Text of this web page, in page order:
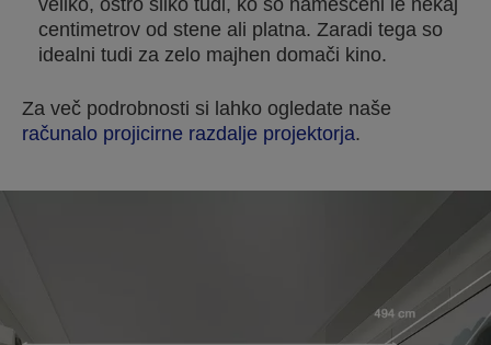
veliko, ostro sliko tudi, ko so nameščeni le nekaj
centimetrov od stene ali platna. Zaradi tega so
idealni tudi za zelo majhen domači kino.
Za več podrobnosti si lahko ogledate naše
računalo projicirne razdalje projektorja.